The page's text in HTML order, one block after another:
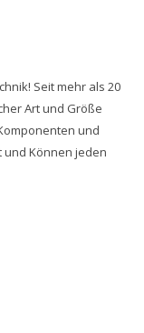
Seit mehr als 20
Art und Größe
und
und Können jeden